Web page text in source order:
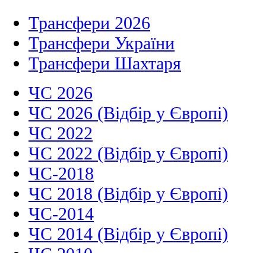
Трансфери 2026
Трансфери України
Трансфери Шахтаря
ЧС 2026
ЧС 2026 (Відбір у Європі)
ЧС 2022
ЧС 2022 (Відбір у Європі)
ЧС-2018
ЧС 2018 (Відбір у Європі)
ЧС-2014
ЧС 2014 (Відбір у Європі)